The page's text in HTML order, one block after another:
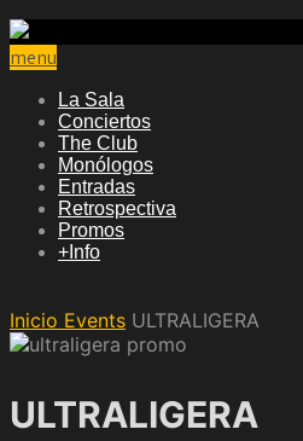
menu
La Sala
Conciertos
The Club
Monólogos
Entradas
Retrospectiva
Promos
+Info
Inicio Events ULTRALIGERA
ULTRALIGERA